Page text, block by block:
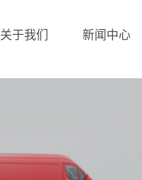
关于我们 新闻中心